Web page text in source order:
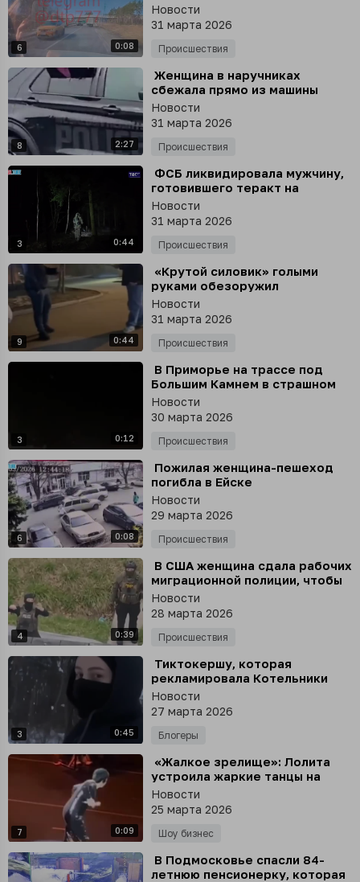
6 0:08
Новости
31 марта 2026
Происшествия
8 2:27
⁣ Женщина в наручниках
сбежала прямо из машины
полиции
Новости
31 марта 2026
Происшествия
3 0:44
⁣ ФСБ ликвидировала мужчину,
готовившего теракт на
оборонном предприятии в
Подмосковье
Новости
31 марта 2026
Происшествия
9 0:44
⁣ «Крутой силовик» голыми
руками обезоружил
неадеквата с двумя ножами в
Подмосковье
Новости
31 марта 2026
Происшествия
3 0:12
⁣ В Приморье на трассе под
Большим Камнем в страшном
ДТП с переворотом погибла
женщина
Новости
30 марта 2026
Происшествия
6 0:08
⁣ Пожилая женщина-пешеход
погибла в Ейске
(Краснодарский край)
Новости
29 марта 2026
Происшествия
4 0:39
⁣ В США женщина сдала рабочих
миграционной полиции, чтобы
не отдавать им 10 000
долларов за работу
Новости
28 марта 2026
Происшествия
3 0:45
⁣ Тиктокершу, которая
рекламировала Котельники
как «самый мусульманский
город в Подмосковье»
арестовали в Москве
Новости
27 марта 2026
Блогеры
7 0:09
⁣ «Жалкое зрелище»: Лолита
устроила жаркие танцы на
сцене и попала под шквал
критики
Новости
25 марта 2026
Шоу бизнес
⁣ В Подмосковье спасли 84-
летнюю пенсионерку, которая